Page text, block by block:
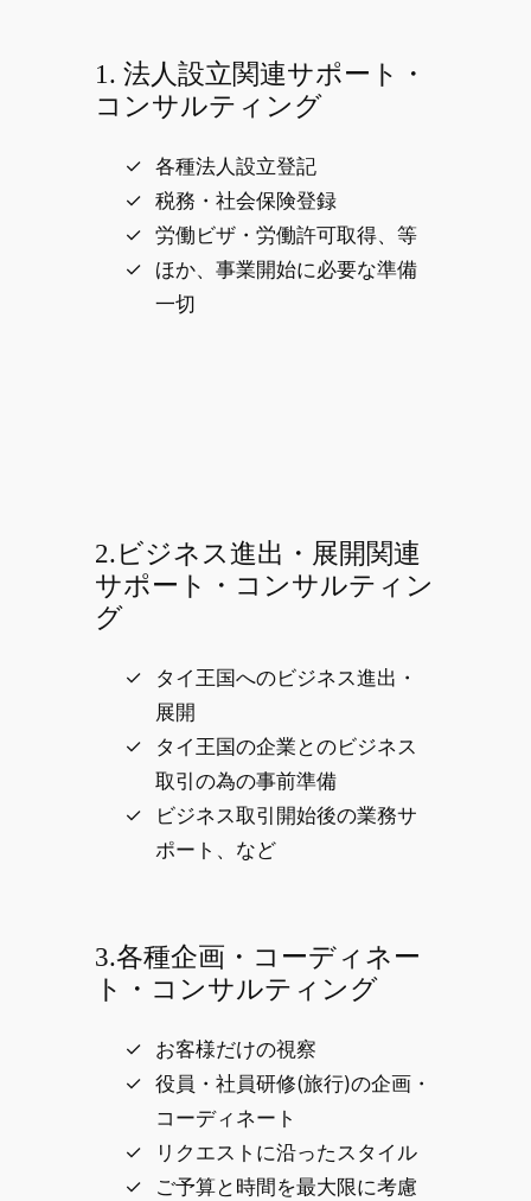
1. 法人設立関連サポート・
コンサルティング
各種法人設立登記
税務・社会保険登録
労働ビザ・労働許可取得、等
ほか、事業開始に必要な準備
一切
2.ビジネス進出・展開関連
サポート・コンサルティン
グ
タイ王国へのビジネス進出・
展開
タイ王国の企業とのビジネス
取引の為の事前準備
ビジネス取引開始後の業務サ
ポート、など
3.各種企画・コーディネー
ト・コンサルティング
お客様だけの視察
役員・社員研修(旅行)の企画・
コーディネート
リクエストに沿ったスタイル
ご予算と時間を最大限に考慮